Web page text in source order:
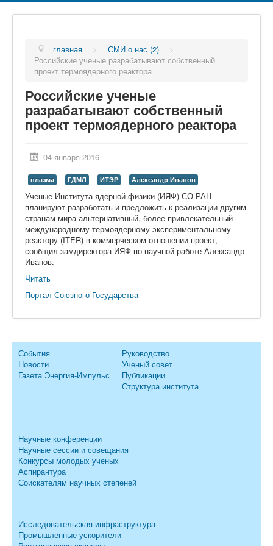
главная > СМИ о нас (2)
>
Российские ученые разрабатывают собственный
проект термоядерного реактора
Российские ученые
разрабатывают собственный
проект термоядерного реактора
04 января 2016
плазма ГДМЛ ИТЭР Александр Иванов
Ученые Института ядерной физики (ИЯФ) СО РАН
планируют разработать и предложить к реализации другим
странам мира альтернативный, более привлекательный
международному термоядерному экспериментальному
реактору (ITER) в коммерческом отношении проект,
сообщил замдиректора ИЯФ по научной работе Александр
Иванов.
Читать
Портал Союзного Государства
События
Новости
Газета Энергия-Импульс
Руководство
Ученый совет
Публикации
Структура института
Научные конференции
Научные сессии и совещания
Конкурсы молодых ученых
Аспирантура
Соискателям научных степеней
Исследовательская инфраструктура
Промышленные ускорители